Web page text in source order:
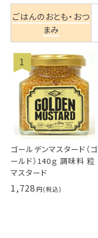
ごはんのおとも・おつ
まみ
ゴールデンマスタード（ゴ
ールド）140ｇ 調味料 粒
マスタード
1,728